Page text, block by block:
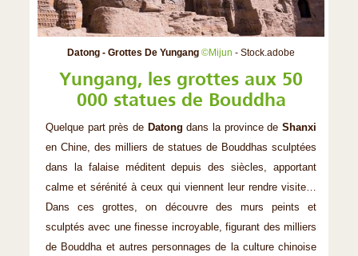
Datong - Grottes De Yungang ©Mijun - Stock.adobe
Yungang, les grottes aux 50
000 statues de Bouddha
Quelque part près de Datong dans la province deShanxi
en Chine, des milliers de statues de Bouddhas sculptées
dans la falaise méditent depuis des siècles, apportant
calme et sérénité à ceux qui viennent leur rendre visite…
Dans ces grottes, on découvre des murs peints et
sculptés avec une finesse incroyable, figurant des milliers
de Bouddha et autres personnages de la culture chinoise